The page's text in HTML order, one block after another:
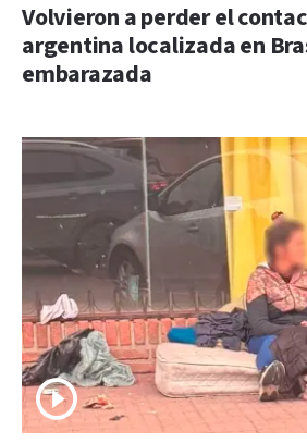
Volvieron a perder el
argentina localizada en
embarazada